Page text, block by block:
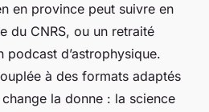
en province peut suivre en
du CNRS, ou un retraité
podcast d’astrophysique.
à des formats adaptés
la donne : la science